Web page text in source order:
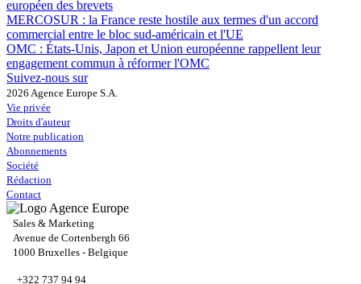
européen des brevets
MERCOSUR : la France reste hostile aux termes d'un accord
commercial entre le bloc sud-américain et l'UE
OMC : États-Unis, Japon et Union européenne rappellent leur
engagement commun à réformer l'OMC
Suivez-nous sur
2026 Agence Europe S.A.
Vie privée
Droits d'auteur
Notre publication
Abonnements
Société
Rédaction
Contact
Sales & Marketing
Avenue de Cortenbergh 66
1000 Bruxelles - Belgique
+322 737 94 94